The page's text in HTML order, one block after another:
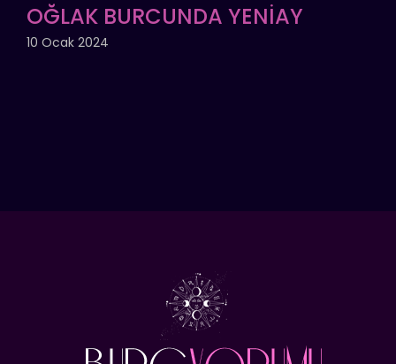
OĞLAK BURCUNDA YENİAY
10 Ocak 2024